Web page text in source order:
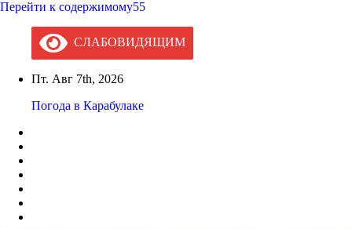
Перейти к содержимому55
СЛАБОВИДЯЩИМ
Пт. Авг 7th, 2026
Погода в Карабулаке